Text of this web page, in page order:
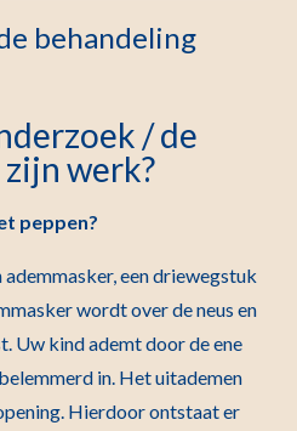
behandeling
/ de
werk?
peppen?
een driewegstuk
wordt over de neus en
Uw kind ademt door de ene
in. Het uitademen
Hierdoor ontstaat er